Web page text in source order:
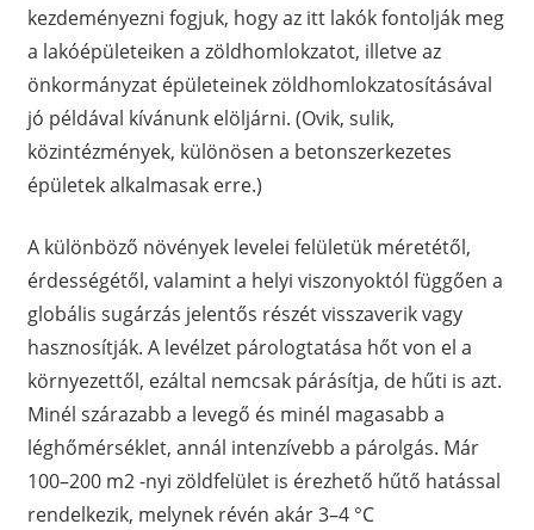
kezdeményezni fogjuk, hogy az itt lakók fontolják meg
a lakóépületeiken a zöldhomlokzatot, illetve az
önkormányzat épületeinek zöldhomlokzatosításával
jó példával kívánunk elöljárni. (Ovik, sulik,
közintézmények, különösen a betonszerkezetes
épületek alkalmasak erre.)
A különböző növények levelei felületük méretétől,
érdességétől, valamint a helyi viszonyoktól függően a
globális sugárzás jelentős részét visszaverik vagy
hasznosítják. A levélzet párologtatása hőt von el a
környezettől, ezáltal nemcsak párásítja, de hűti is azt.
Minél szárazabb a levegő és minél magasabb a
léghőmérséklet, annál intenzívebb a párolgás. Már
100–200 m2 -nyi zöldfelület is érezhető hűtő hatással
rendelkezik, melynek révén akár 3–4 °C